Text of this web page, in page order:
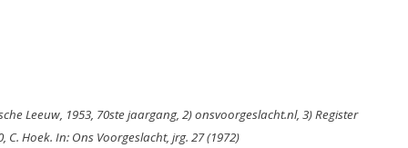
Leeuw, 1953, 70ste jaargang, 2) onsvoorgeslacht.nl, 3) Register
Hoek. In: Ons Voorgeslacht, jrg. 27 (1972)